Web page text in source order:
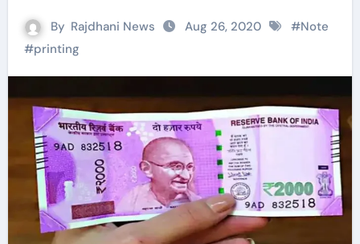
By Rajdhani News Aug 26, 2020 #Note
#printing